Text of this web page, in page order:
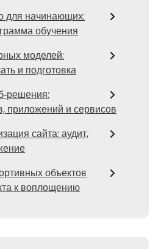
для начинающих:
обучения
моделей:
и подготовка
приложений и сервисов
сайта: аудит,
объектов
к воплощению